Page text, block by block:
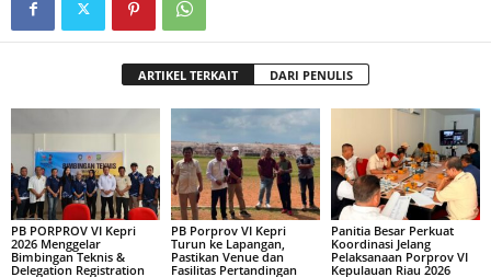
ARTIKEL TERKAIT DARI PENULIS
PB PORPROV VI Kepri
2026 Menggelar
Bimbingan Teknis &
Delegation Registration
PB Porprov VI Kepri
Turun ke Lapangan,
Pastikan Venue dan
Fasilitas Pertandingan
Panitia Besar Perkuat
Koordinasi Jelang
Pelaksanaan Porprov VI
Kepulauan Riau 2026